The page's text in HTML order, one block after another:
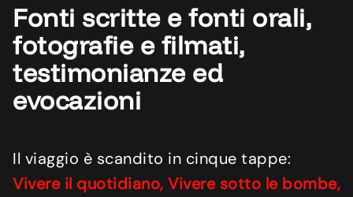
Fonti scritte e fonti orali,
fotografie e filmati,
testimonianze ed
evocazioni
Il viaggio è scandito in cinque tappe:
Vivere il quotidiano, Vivere sotto le bombe,